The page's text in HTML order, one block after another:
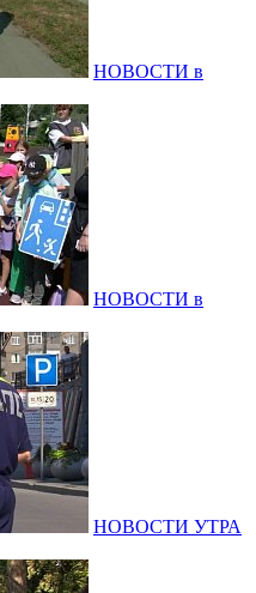
НОВОСТИ в
НОВОСТИ в
НОВОСТИ УТРА